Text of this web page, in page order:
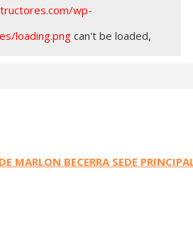
wp-
loading.png can't be loaded,
MARLON BECERRA SEDE